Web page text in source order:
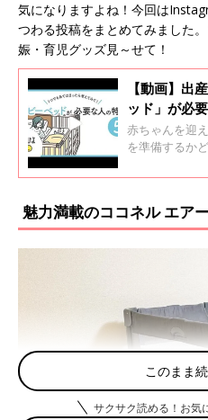
気になりますよね！今回は
つわる投稿をまとめてみました
娠・育児グッズ見～せて！
【動画】出
ッド」が必
赤ちゃんを迎
を準備するか
します。 助産
魅力満載のココネル エア
このまま
サクサク読める！お気